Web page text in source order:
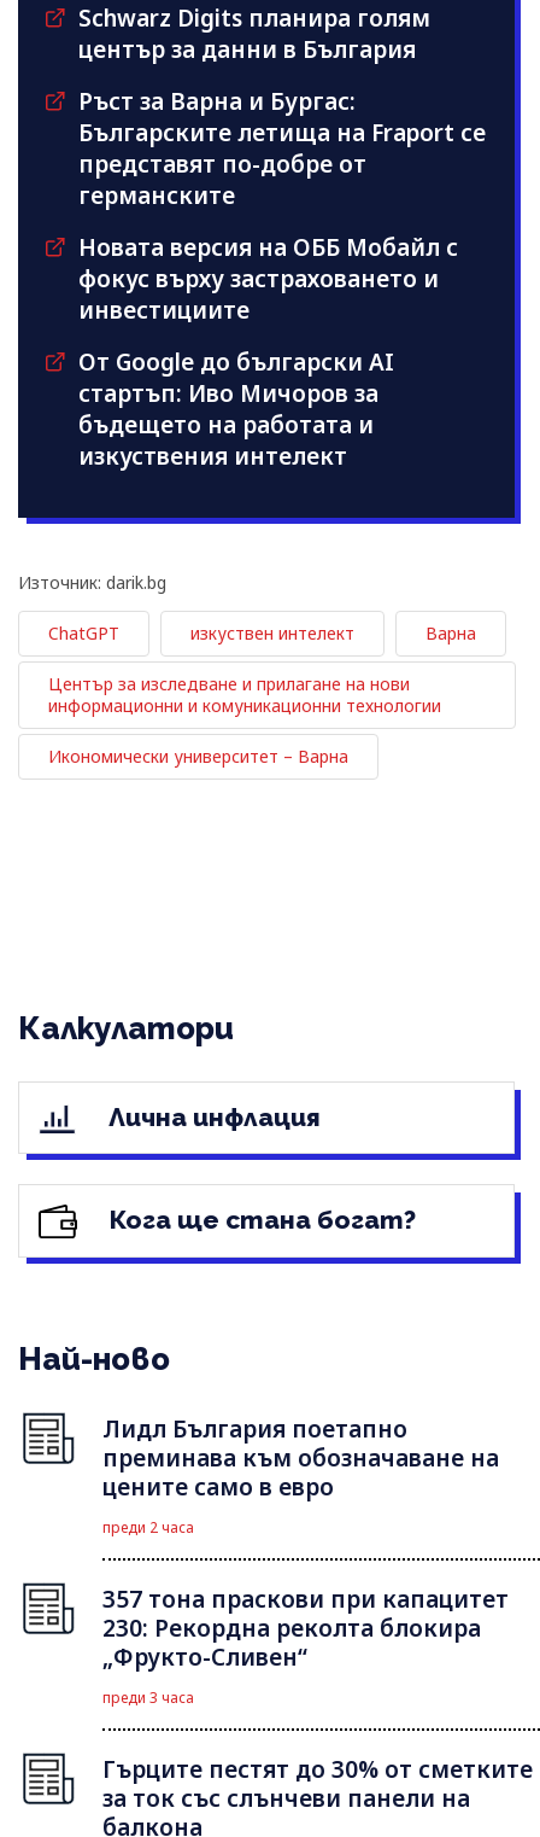
Schwarz Digits планира голям
център за данни в България
Ръст за Варна и Бургас:
Българските летища на Fraport се
представят по-добре от
германските
Новата версия на ОББ Мобайл с
фокус върху застраховането и
инвестициите
От Google до български AI
стартъп: Иво Мичоров за
бъдещето на работата и
изкуствения интелект
Източник: darik.bg
ChatGPT изкуствен интелект Варна
Център за изследване и прилагане на нови
информационни и комуникационни технологии
Икономически университет – Варна
Калкулатори
Лична инфлация
Кога ще стана богат?
Най-ново
Лидл България поетапно
преминава към обозначаване на
цените само в евро
преди 2 часа
357 тона праскови при капацитет
230: Рекордна реколта блокира
„Фрукто-Сливен“
преди 3 часа
Гърците пестят до 30% от сметките
за ток със слънчеви панели на
балкона